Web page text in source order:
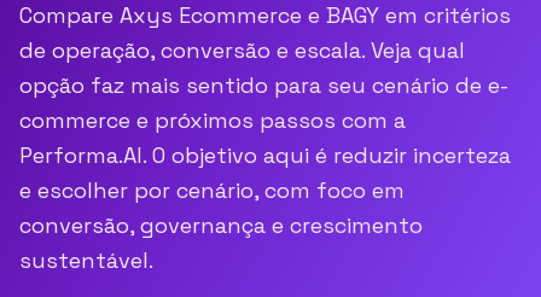
Compare Axys Ecommerce e BAGY em critérios
de operação, conversão e escala. Veja qual
opção faz mais sentido para seu cenário de e-
commerce e próximos passos com a
Performa.AI. O objetivo aqui é reduzir incerteza
e escolher por cenário, com foco em
conversão, governança e crescimento
sustentável.